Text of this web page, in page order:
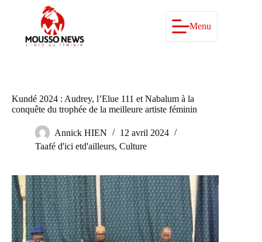
Menu
Kundé 2024 : Audrey, l’Elue 111 et Nabalum à la
conquête du trophée de la meilleure artiste féminin
Annick HIEN
12 avril 2024
Taafé d'ici etd'ailleurs, Culture